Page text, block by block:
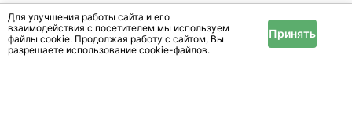
Для улучшения работы сайта и его
взаимодействия с посетителем мы используем
файлы cookie. Продолжая работу с сайтом, Вы
разрешаете использование cookie-файлов.
Принять
Информация
Условия и правила
Публичный договор
Политика конфиденциальности